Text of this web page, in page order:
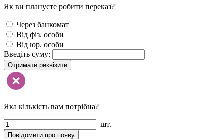
Як ви плануєте робити переказ?
Через банкомат
Від фіз. особи
Від юр. особи
Введіть суму:
Отримати реквізити
Яка кількість вам потрібна?
шт.
Повідомити про появу